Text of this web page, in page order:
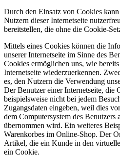
Durch den Einsatz von Cookies
Nutzern dieser Internetseite
bereitstellen, die ohne die Cookie-
Mittels eines Cookies können die
unserer Internetseite im Sinne des
Cookies ermöglichen uns, wie
Internetseite wiederzuerkennen.
es, den Nutzern die Verwendung
Der Benutzer einer Internetseite, die
beispielsweise nicht bei jedem
Zugangsdaten eingeben, weil dies
dem Computersystem des Benutzers
übernommen wird. Ein weiteres
Warenkorbes im Online-Shop. Der
Artikel, die ein Kunde in den
ein Cookie.